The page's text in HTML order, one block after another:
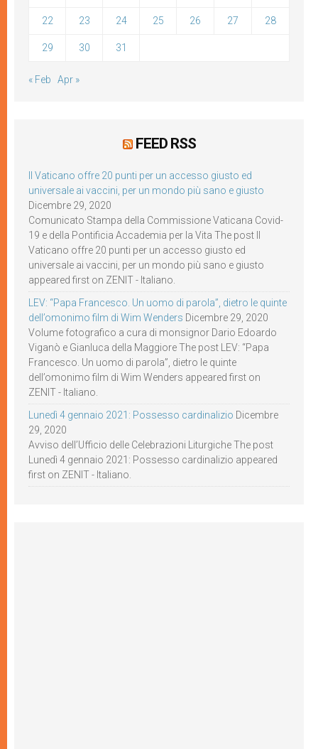
22 23 24 25 26 27 28
29 30 31
« Feb Apr »
FEED RSS
Il Vaticano offre 20 punti per un accesso giusto ed
universale ai vaccini, per un mondo più sano e giusto
Dicembre 29, 2020
Comunicato Stampa della Commissione Vaticana Covid-
19 e della Pontificia Accademia per la Vita The post Il
Vaticano offre 20 punti per un accesso giusto ed
universale ai vaccini, per un mondo più sano e giusto
appeared first on ZENIT - Italiano.
LEV: “Papa Francesco. Un uomo di parola”, dietro le quinte
dell’omonimo film di Wim Wenders Dicembre 29, 2020
Volume fotografico a cura di monsignor Dario Edoardo
Viganò e Gianluca della Maggiore The post LEV: “Papa
Francesco. Un uomo di parola”, dietro le quinte
dell’omonimo film di Wim Wenders appeared first on
ZENIT - Italiano.
Lunedì 4 gennaio 2021: Possesso cardinalizio Dicembre
29, 2020
Avviso dell’Ufficio delle Celebrazioni Liturgiche The post
Lunedì 4 gennaio 2021: Possesso cardinalizio appeared
first on ZENIT - Italiano.